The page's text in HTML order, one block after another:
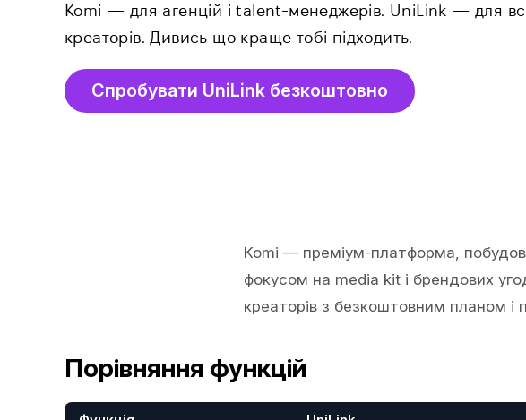
Komi — для агенцій і talent-менеджерів. UniLink — для
креаторів. Дивись що краще тобі підходить.
Спробувати UniLink безкоштовно
Komi — преміум-платформа,
фокусом на media kit і брендових
креаторів з безкоштовним планом і
Порівняння функцій